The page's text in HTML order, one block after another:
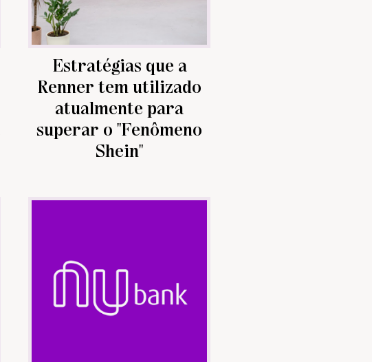
Estratégias que a
Renner tem utilizado
atualmente para
superar o "Fenômeno
Shein"